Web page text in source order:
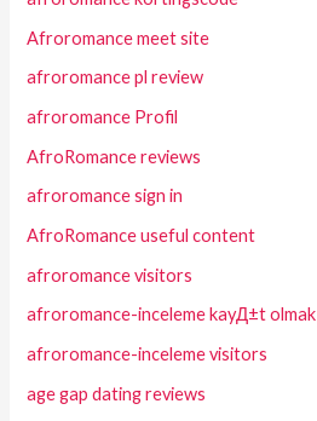
Afroromance meet site
afroromance pl review
afroromance Profil
AfroRomance reviews
afroromance sign in
AfroRomance useful content
afroromance visitors
afroromance-inceleme kayД±t olmak
afroromance-inceleme visitors
age gap dating reviews